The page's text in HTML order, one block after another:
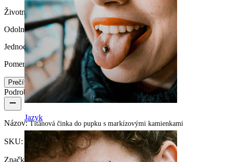
Jazyk
Životnosť
Odolné
Jednoduchosť vkladania / vyberania
Pomerne ľahké
Prečítajte si viac
Podrobnosti o produkte
Názov:Titánová činka do pupku s markízovými kamienkami
SKU: Belly-537
Značka:Bodymod Trend